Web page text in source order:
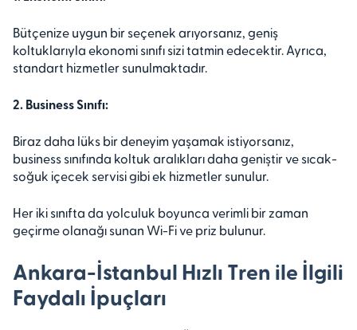
Bütçenize uygun bir seçenek arıyorsanız, geniş
koltuklarıyla ekonomi sınıfı sizi tatmin edecektir. Ayrıca,
standart hizmetler sunulmaktadır.
2. Business Sınıfı:
Biraz daha lüks bir deneyim yaşamak istiyorsanız,
business sınıfında koltuk aralıkları daha geniştir ve sıcak-
soğuk içecek servisi gibi ek hizmetler sunulur.
Her iki sınıfta da yolculuk boyunca verimli bir zaman
geçirme olanağı sunan Wi-Fi ve priz bulunur.
Ankara-İstanbul Hızlı Tren ile İlgili
Faydalı İpuçları